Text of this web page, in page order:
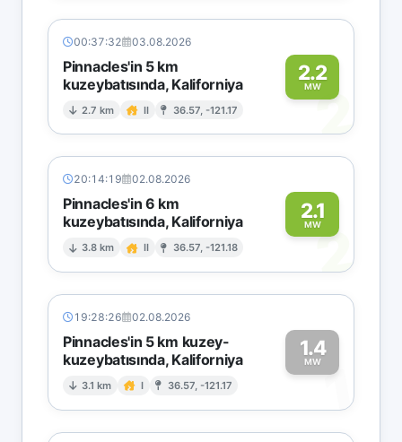
00:37:32 03.08.2026
Pinnacles'in 5 km
kuzeybatısında, Kaliforniya
2.7 km II 36.57, -121.17
2.2
MW2
20:14:19 02.08.2026
Pinnacles'in 6 km
kuzeybatısında, Kaliforniya
3.8 km II 36.57, -121.18
2.1
MW2
19:28:26 02.08.2026
Pinnacles'in 5 km kuzey-
kuzeybatısında, Kaliforniya
3.1 km I 36.57, -121.17
1.4
MW1